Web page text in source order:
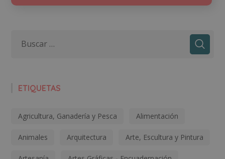
ETIQUETAS
Agricultura, Ganadería y Pesca Alimentación
Animales Arquitectura Arte, Escultura y Pintura